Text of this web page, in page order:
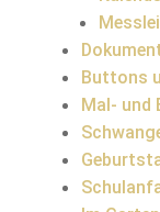
Buttons
Mal- und